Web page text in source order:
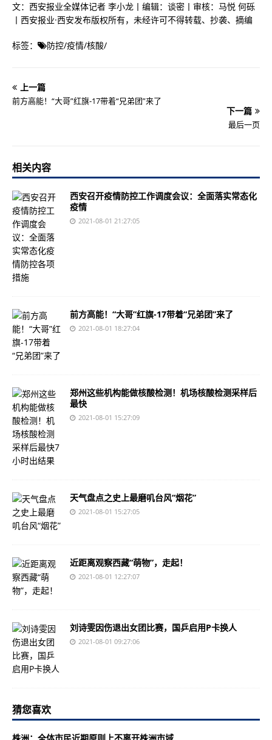
文：西安报业全媒体记者 李小龙丨编辑：谈密丨审核：马悦 何砾
丨西安报业·西安发布版权所有，未经许可不得转载、抄袭、摘编
标签： 防控/疫情/核酸/
上一篇
前方高能！“大哥”红旗-17带着“兄弟团”来了
下一篇
最后一页
相关内容
西安召开疫情防控工作调度会议：全面落实常态化
疫情
2021-08-01 21:27:05
前方高能！“大哥”红旗-17带着“兄弟团”来了
2021-08-01 18:27:04
郑州这些机构能做核酸检测！机场核酸检测采样后
最快
2021-08-01 15:27:09
天气盘点之史上最磨叽台风“烟花”
2021-08-01 15:27:05
近距离观察西藏“萌物”，走起！
2021-08-01 12:27:07
刘诗雯因伤退出女团比赛，国乒启用P卡换人
2021-08-01 09:27:06
猜您喜欢